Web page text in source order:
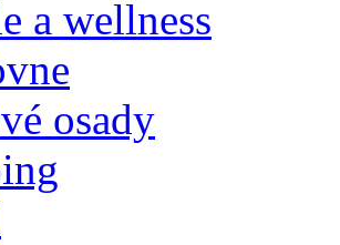
a wellness
osady